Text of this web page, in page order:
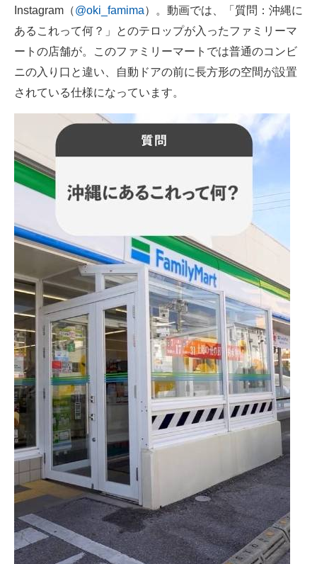
ちょっと気になるネットの話題
Instagram（@oki_famima）。動画では、「質問：沖縄に
あるこれって何？」とのテロップが入ったファミリーマ
ートの店舗が。このファミリーマートでは普通のコンビ
ニの入り口と違い、自動ドアの前に長方形の空間が設置
されている仕様になっています。